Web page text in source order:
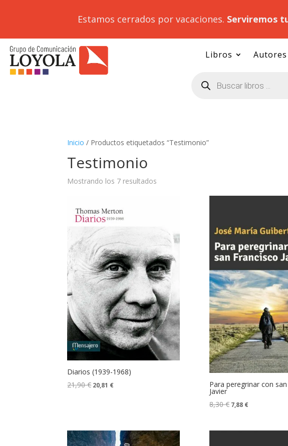
Estamos cerrados por vacaciones. Serviremos
Libros Autores
productos
Inicio / Productos etiquetados “Testimonio”
Testimonio
Mostrando los 7 resultados
Diarios (1939-1968)
21,90€ 20,81 € Para peregrinar con
Javier
8,30€ 7,88 €